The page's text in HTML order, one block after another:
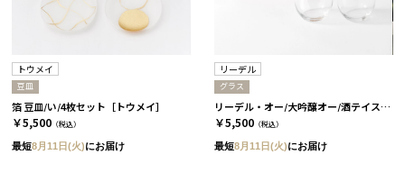
トウメイ
豆皿
箔 豆皿/い/4枚セット［トウメイ］
￥5,500 （税込）
最短8月11日(火)にお届け
リーデル
グラス
リーデル・オー/大吟醸オー/酒テイスター ペア 木箱入り［リーデル］
￥5,500 （税込）
最短8月11日(火)にお届け